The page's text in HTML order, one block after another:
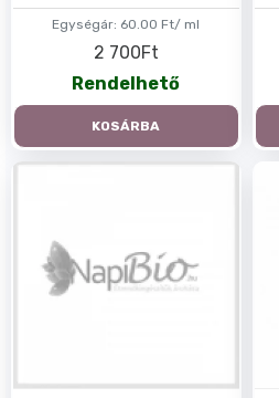
Egységár: 60.00 Ft/ ml
2 700Ft
Rendelhető
KOSÁRBA